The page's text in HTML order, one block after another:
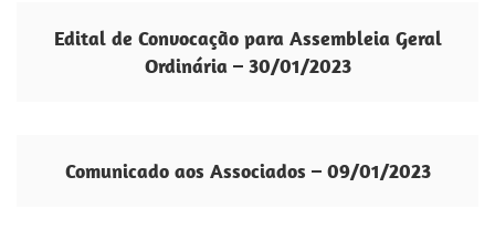
Edital de Convocação para Assembleia Geral
Ordinária – 30/01/2023
Comunicado aos Associados – 09/01/2023